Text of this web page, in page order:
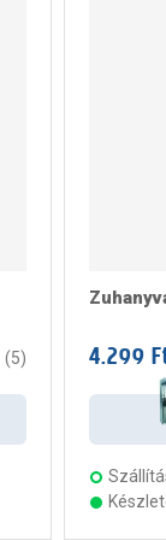
(5) 4.299